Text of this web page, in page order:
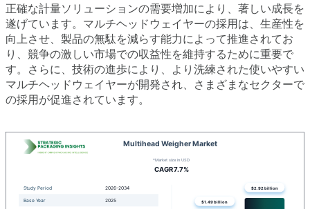
正確な計量ソリューションの需要増加により、著しい成長を
遂げています。マルチヘッドウェイヤーの採用は、生産性を
向上させ、製品の無駄を減らす能力によって推進されてお
り、競争の激しい市場での収益性を維持するために重要で
す。さらに、技術の進歩により、より洗練された使いやすい
マルチヘッドウェイヤーが開発され、さまざまなセクターで
の採用が促進されています。